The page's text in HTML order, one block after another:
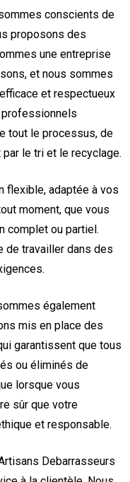
conscients de
proposons des
une entreprise
et nous sommes
et respectueux
professionnels
tout le processus, de
par le tri et le recyclage.
flexible, adaptée à vos
moment, que vous
complet ou partiel.
de travailler dans des
également
mis en place des
garantissent que tous
ou éliminés de
lorsque vous
sûr que votre
et responsable.
Debarrasseurs